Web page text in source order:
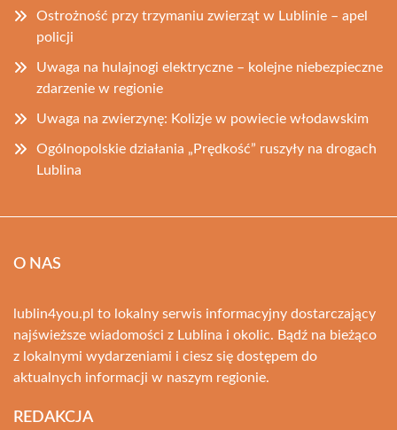
Ostrożność przy trzymaniu zwierząt w Lublinie – apel
policji
Uwaga na hulajnogi elektryczne – kolejne niebezpieczne
zdarzenie w regionie
Uwaga na zwierzynę: Kolizje w powiecie włodawskim
Ogólnopolskie działania „Prędkość” ruszyły na drogach
Lublina
O NAS
lublin4you.pl to lokalny serwis informacyjny dostarczający
najświeższe wiadomości z Lublina i okolic. Bądź na bieżąco
z lokalnymi wydarzeniami i ciesz się dostępem do
aktualnych informacji w naszym regionie.
REDAKCJA